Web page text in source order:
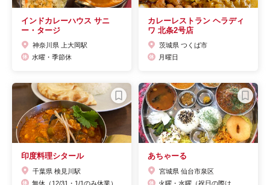
インドカレーハウス サニ
ー・タージ
神奈川県 上大岡駅
水曜・季節休
カレーレストラン ヘラディ
ワ 北条2号店
茨城県 つくば市
月曜日
印度料理シタール
千葉県 検見川駅
無休（12/31・1/1のみ休業）
あちゃーる
宮城県 仙台市泉区